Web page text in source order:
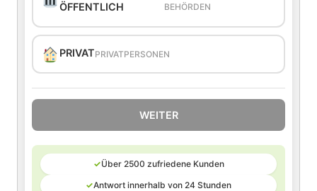
ÖFFENTLICH
BEHÖRDEN
PRIVATPRIVATPERSONEN
WEITER
✓Über 2500 zufriedene Kunden
✓Antwort innerhalb von 24 Stunden